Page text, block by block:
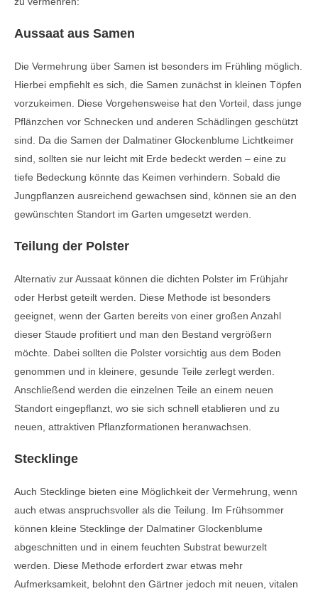
Aussaat aus Samen
Die Vermehrung über Samen ist besonders im Frühling möglich.
Hierbei empfiehlt es sich, die Samen zunächst in kleinen Töpfen
vorzukeimen. Diese Vorgehensweise hat den Vorteil, dass junge
Pflänzchen vor Schnecken und anderen Schädlingen geschützt
sind. Da die Samen der Dalmatiner Glockenblume Lichtkeimer
sind, sollten sie nur leicht mit Erde bedeckt werden – eine zu
tiefe Bedeckung könnte das Keimen verhindern. Sobald die
Jungpflanzen ausreichend gewachsen sind, können sie an den
gewünschten Standort im Garten umgesetzt werden.
Teilung der Polster
Alternativ zur Aussaat können die dichten Polster im Frühjahr
oder Herbst geteilt werden. Diese Methode ist besonders
geeignet, wenn der Garten bereits von einer großen Anzahl
dieser Staude profitiert und man den Bestand vergrößern
möchte. Dabei sollten die Polster vorsichtig aus dem Boden
genommen und in kleinere, gesunde Teile zerlegt werden.
Anschließend werden die einzelnen Teile an einem neuen
Standort eingepflanzt, wo sie sich schnell etablieren und zu
neuen, attraktiven Pflanzformationen heranwachsen.
Stecklinge
Auch Stecklinge bieten eine Möglichkeit der Vermehrung, wenn
auch etwas anspruchsvoller als die Teilung. Im Frühsommer
können kleine Stecklinge der Dalmatiner Glockenblume
abgeschnitten und in einem feuchten Substrat bewurzelt
werden. Diese Methode erfordert zwar etwas mehr
Aufmerksamkeit, belohnt den Gärtner jedoch mit neuen, vitalen